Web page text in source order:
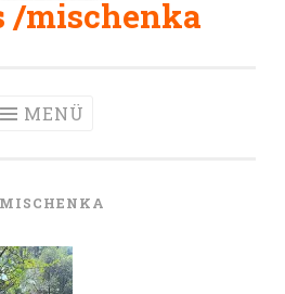
/mischenka
MENÜ
MISCHENKA